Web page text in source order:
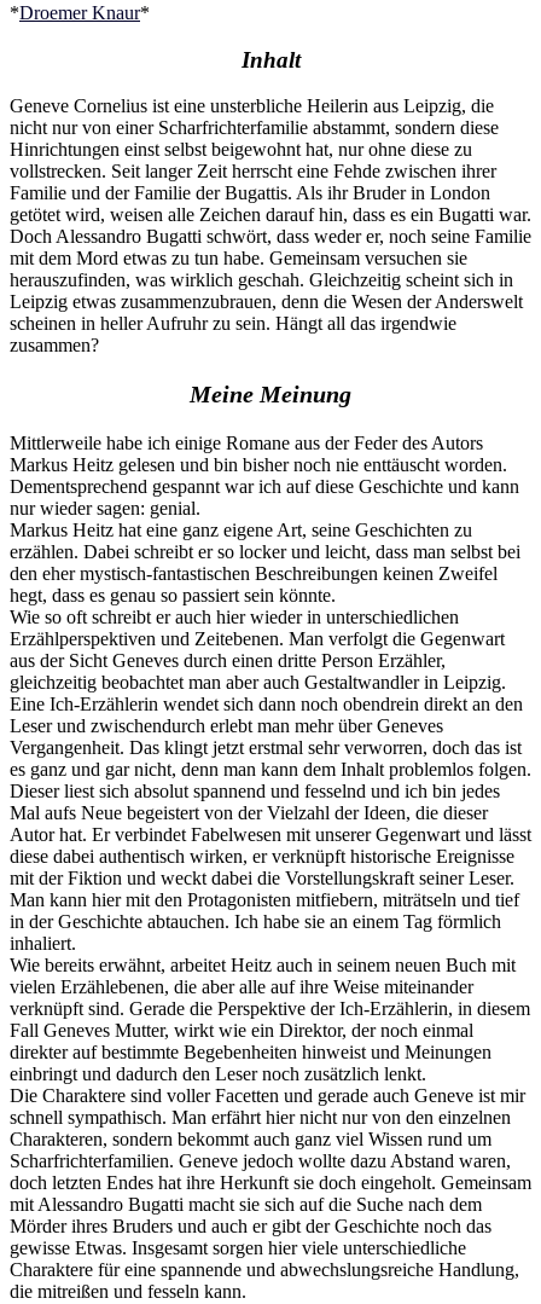
*Droemer Knaur*
Inhalt
Geneve Cornelius ist eine unsterbliche Heilerin aus Leipzig, die
nicht nur von einer Scharfrichterfamilie abstammt, sondern diese
Hinrichtungen einst selbst beigewohnt hat, nur ohne diese zu
vollstrecken. Seit langer Zeit herrscht eine Fehde zwischen ihrer
Familie und der Familie der Bugattis. Als ihr Bruder in London
getötet wird, weisen alle Zeichen darauf hin, dass es ein Bugatti war.
Doch Alessandro Bugatti schwört, dass weder er, noch seine Familie
mit dem Mord etwas zu tun habe. Gemeinsam versuchen sie
herauszufinden, was wirklich geschah. Gleichzeitig scheint sich in
Leipzig etwas zusammenzubrauen, denn die Wesen der Anderswelt
scheinen in heller Aufruhr zu sein. Hängt all das irgendwie
zusammen?
Meine Meinung
Mittlerweile habe ich einige Romane aus der Feder des Autors
Markus Heitz gelesen und bin bisher noch nie enttäuscht worden.
Dementsprechend gespannt war ich auf diese Geschichte und kann
nur wieder sagen: genial.
Markus Heitz hat eine ganz eigene Art, seine Geschichten zu
erzählen. Dabei schreibt er so locker und leicht, dass man selbst bei
den eher mystisch-fantastischen Beschreibungen keinen Zweifel
hegt, dass es genau so passiert sein könnte.
Wie so oft schreibt er auch hier wieder in unterschiedlichen
Erzählperspektiven und Zeitebenen. Man verfolgt die Gegenwart
aus der Sicht Geneves durch einen dritte Person Erzähler,
gleichzeitig beobachtet man aber auch Gestaltwandler in Leipzig.
Eine Ich-Erzählerin wendet sich dann noch obendrein direkt an den
Leser und zwischendurch erlebt man mehr über Geneves
Vergangenheit. Das klingt jetzt erstmal sehr verworren, doch das ist
es ganz und gar nicht, denn man kann dem Inhalt problemlos folgen.
Dieser liest sich absolut spannend und fesselnd und ich bin jedes
Mal aufs Neue begeistert von der Vielzahl der Ideen, die dieser
Autor hat. Er verbindet Fabelwesen mit unserer Gegenwart und lässt
diese dabei authentisch wirken, er verknüpft historische Ereignisse
mit der Fiktion und weckt dabei die Vorstellungskraft seiner Leser.
Man kann hier mit den Protagonisten mitfiebern, miträtseln und tief
in der Geschichte abtauchen. Ich habe sie an einem Tag förmlich
inhaliert.
Wie bereits erwähnt, arbeitet Heitz auch in seinem neuen Buch mit
vielen Erzählebenen, die aber alle auf ihre Weise miteinander
verknüpft sind. Gerade die Perspektive der Ich-Erzählerin, in diesem
Fall Geneves Mutter, wirkt wie ein Direktor, der noch einmal
direkter auf bestimmte Begebenheiten hinweist und Meinungen
einbringt und dadurch den Leser noch zusätzlich lenkt.
Die Charaktere sind voller Facetten und gerade auch Geneve ist mir
schnell sympathisch. Man erfährt hier nicht nur von den einzelnen
Charakteren, sondern bekommt auch ganz viel Wissen rund um
Scharfrichterfamilien. Geneve jedoch wollte dazu Abstand waren,
doch letzten Endes hat ihre Herkunft sie doch eingeholt. Gemeinsam
mit Alessandro Bugatti macht sie sich auf die Suche nach dem
Mörder ihres Bruders und auch er gibt der Geschichte noch das
gewisse Etwas. Insgesamt sorgen hier viele unterschiedliche
Charaktere für eine spannende und abwechslungsreiche Handlung,
die mitreißen und fesseln kann.